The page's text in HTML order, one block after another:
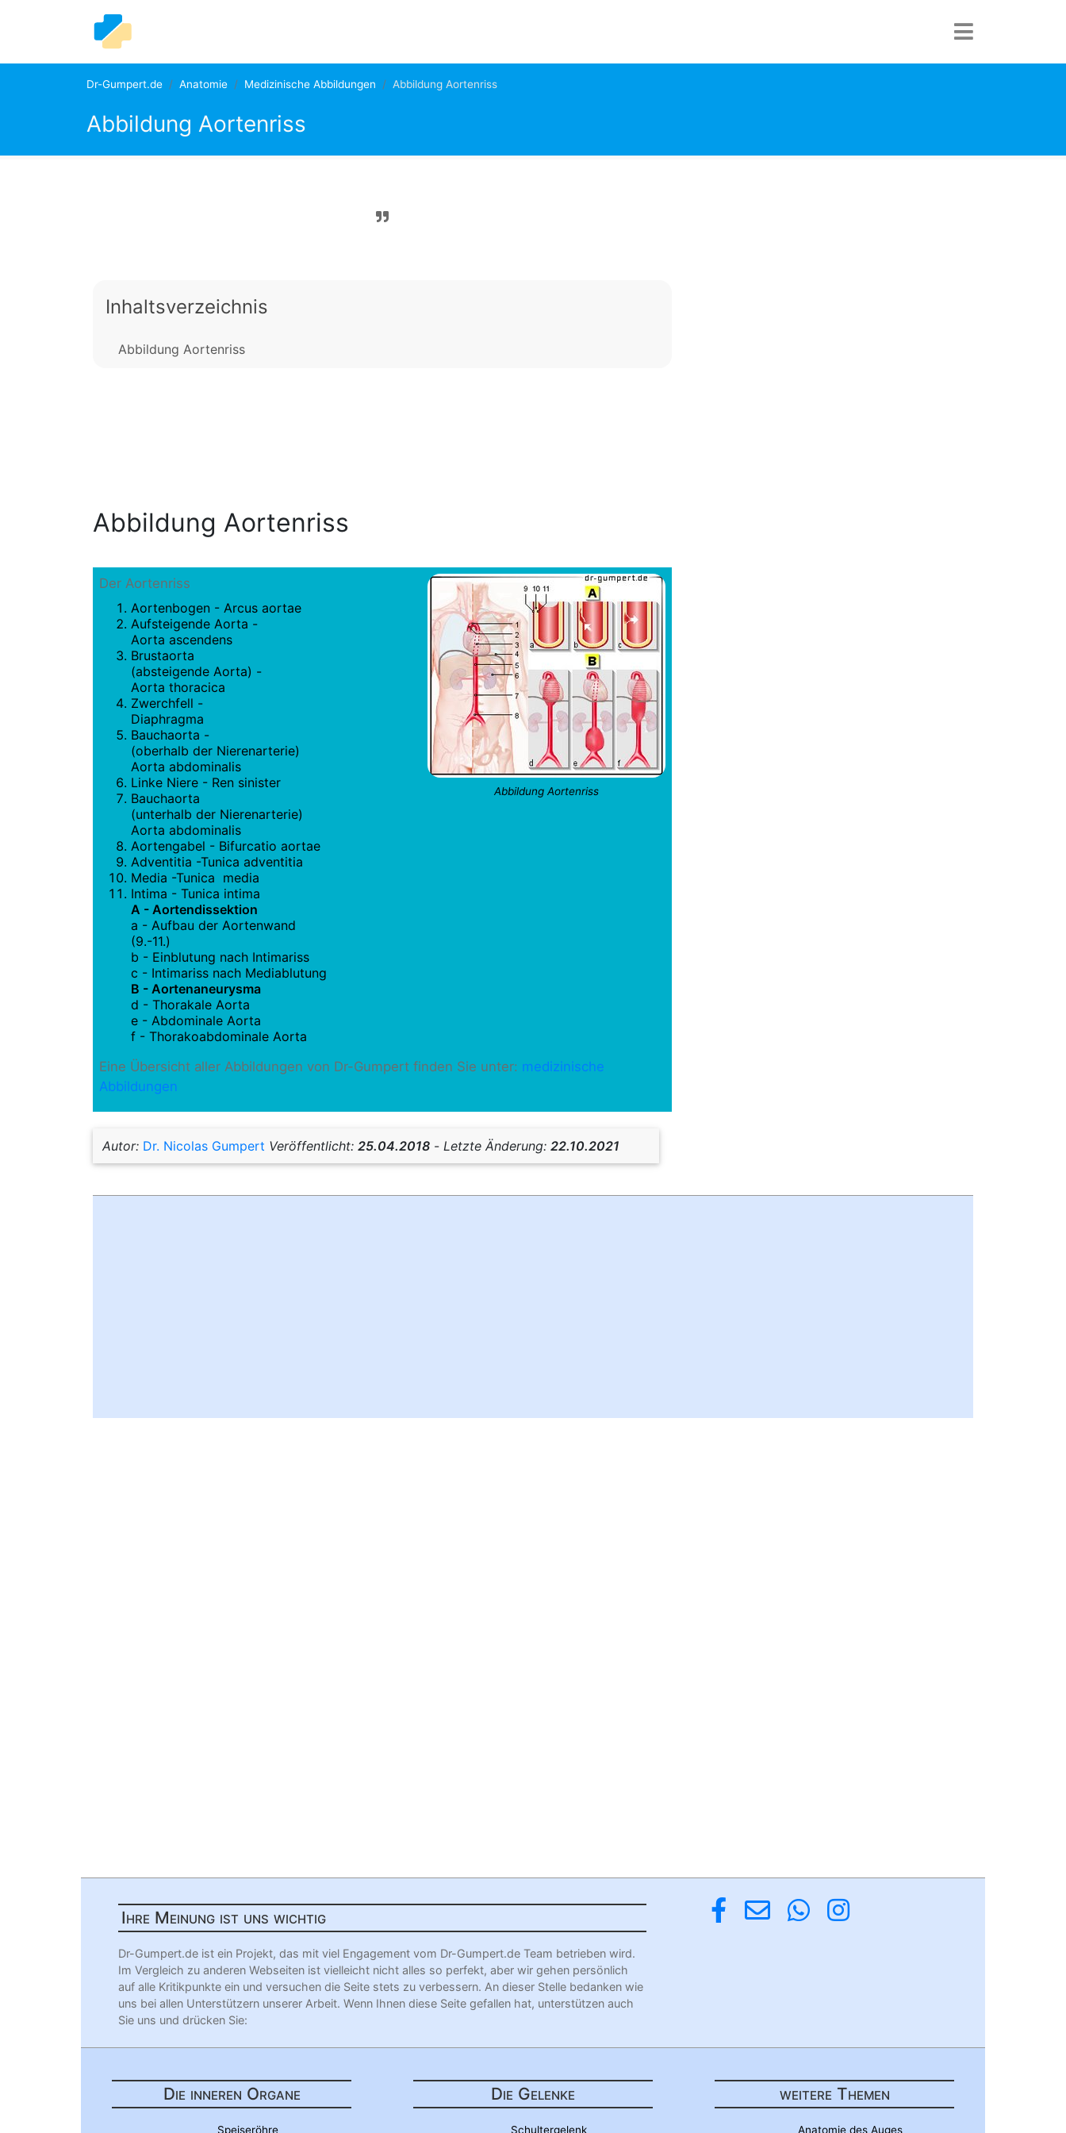
Dr-Gumpert.de Anatomie Medizinische Abbildungen Abbildung Aortenriss
Abbildung Aortenriss
Inhaltsverzeichnis
Abbildung Aortenriss
Abbildung Aortenriss
Abbildung Aortenriss
Der Aortenriss
Aortenbogen - Arcus aortae
Aufsteigende Aorta -
Aorta ascendens
Brustaorta
(absteigende Aorta) -
Aorta thoracica
Zwerchfell -
Diaphragma
Bauchaorta -
(oberhalb der Nierenarterie)
Aorta abdominalis
Linke Niere - Ren sinister
Bauchaorta
(unterhalb der Nierenarterie)
Aorta abdominalis
Aortengabel - Bifurcatio aortae
Adventitia -Tunica adventitia
Media -Tunica media
Intima - Tunica intima
A - Aortendissektion
a - Aufbau der Aortenwand
(9.-11.)
b - Einblutung nach Intimariss
c - Intimariss nach Mediablutung
B - Aortenaneurysma
d - Thorakale Aorta
e - Abdominale Aorta
f - Thorakoabdominale Aorta
Eine Übersicht aller Abbildungen von Dr-Gumpert finden Sie unter: medizinische
Abbildungen
Autor: Dr. Nicolas Gumpert Veröffentlicht: 25.04.2018 - Letzte Änderung: 22.10.2021
Ihre Meinung ist uns wichtig
Dr-Gumpert.de ist ein Projekt, das mit viel Engagement vom Dr-Gumpert.de Team betrieben wird.
Im Vergleich zu anderen Webseiten ist vielleicht nicht alles so perfekt, aber wir gehen persönlich
auf alle Kritikpunkte ein und versuchen die Seite stets zu verbessern. An dieser Stelle bedanken wie
uns bei allen Unterstützern unserer Arbeit. Wenn Ihnen diese Seite gefallen hat, unterstützen auch
Sie uns und drücken Sie:
Die inneren Organe
Speiseröhre
Die Gelenke
Schultergelenk
weitere Themen
Anatomie des Auges